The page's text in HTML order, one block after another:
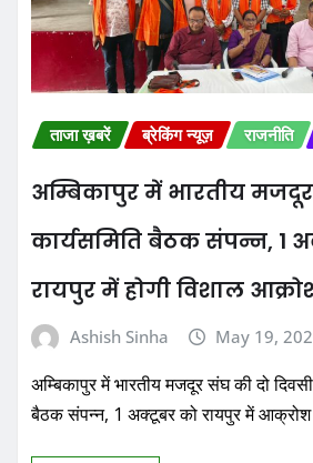
ताजा ख़बरें ब्रेकिंग न्यूज़ राजनीति
अम्बिकापुर में भारतीय
कार्यसमिति बैठक संपन्न, 1
रायपुर में होगी विशाल
Ashish Sinha May 19,
अम्बिकापुर में भारतीय मजदूर संघ की दो
बैठक संपन्न, 1 अक्टूबर को रायपुर में